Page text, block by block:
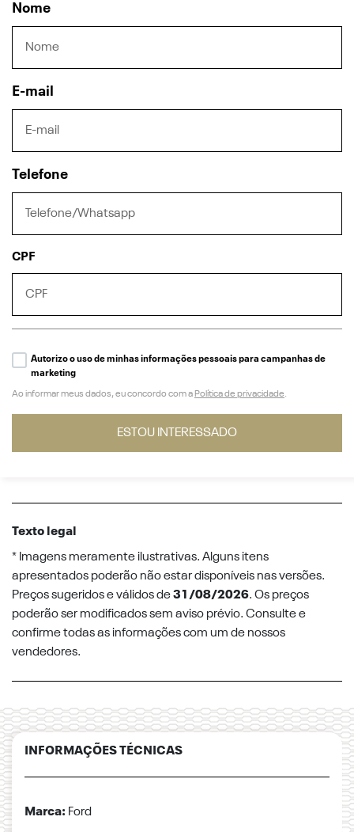
Nome
E-mail
Telefone
CPF
Autorizo o uso de minhas informações pessoais para campanhas de
marketing
Ao informar meus dados, eu concordo com a Política de privacidade.
ESTOU INTERESSADO
Texto legal
* Imagens meramente ilustrativas. Alguns itens
apresentados poderão não estar disponíveis nas versões.
Preços sugeridos e válidos de31/08/2026. Os preços
poderão ser modificados sem aviso prévio. Consulte e
confirme todas as informações com um de nossos
vendedores.
INFORMAÇÕES TÉCNICAS
Marca: Ford